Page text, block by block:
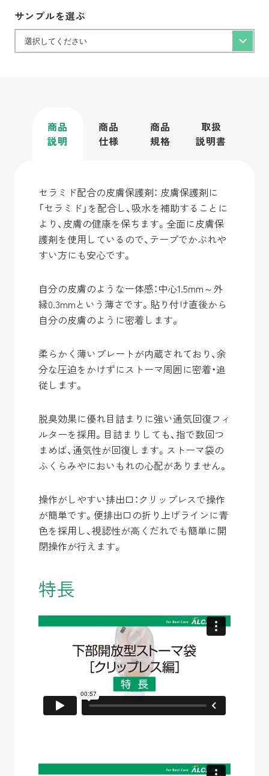
サンプルを選ぶ
商品
説明
商品
仕様
商品
規格
取扱
説明書
セラミド配合の皮膚保護剤： 皮膚保護剤に
「セラミド」を配合し、吸水を補助することに
より、皮膚の健康を保ちます。全面に皮膚保
護剤を使用しているので、テープでかぶれや
すい方にも安心です。
自分の皮膚のような一体感：中心1.5mm～外
縁0.3mmという薄さです。貼り付け直後から
自分の皮膚のように密着します。
柔らかく薄いプレートが内蔵されており、余
分な圧迫をかけずにストーマ周囲に密着・追
従します。
脱臭効果に優れ目詰まりに強い通気回復フィ
ルターを採用。目詰まりしても、指で数回つ
まめば、通気性が回復します。ストーマ袋の
ふくらみやにおいもれの心配がありません。
操作がしやすい排出口：クリップレスで操作
が簡単です。便排出口の折り上げラインに青
色を採用し、視認性が高くだれでも簡単に開
閉操作が行えます。
特長